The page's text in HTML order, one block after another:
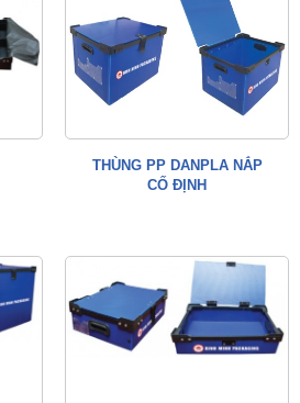
THÙNG PP DANPLA NẮP
CỐ ĐỊNH